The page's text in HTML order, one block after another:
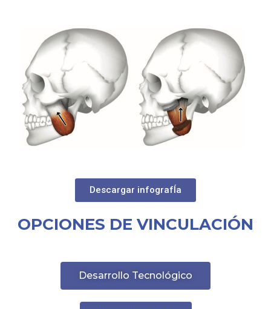
Descargar infografÍa
OPCIONES DE VINCULACIÓN
Desarrollo Tecnológico